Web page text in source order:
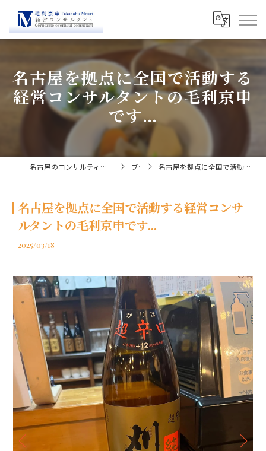
名古屋を拠点に全国で活動する
経営コンサルタントの毛利京申
です...
名古屋のコンサルティングなら経営コンサルタント毛利京申 ブログ 名古屋を拠点に全国で活動する経営コンサルタントの毛利京申です...
名古屋を拠点に全国で活動する経営コンサ
ルタントの毛利京申です...
2025/03/18